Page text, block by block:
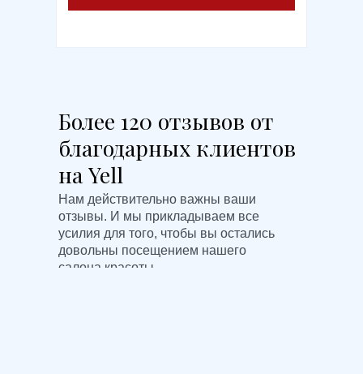
Более 120 отзывов от
благодарных клиентов
на Yell
Нам действительно важны ваши
отзывы. И мы прикладываем все
усилия для того, чтобы вы остались
довольны посещением нашего
салона красоты.